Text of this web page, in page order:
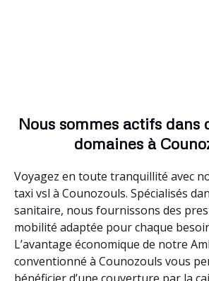
Nous sommes actifs dans
domaines à
Voyagez en toute tranquillité avec
taxi vsl à Counozouls. Spécialisés
sanitaire, nous fournissons des
mobilité adaptée pour chaque
L’avantage économique de notre
conventionné à Counozouls vous
bénéficier d’une couverture par la